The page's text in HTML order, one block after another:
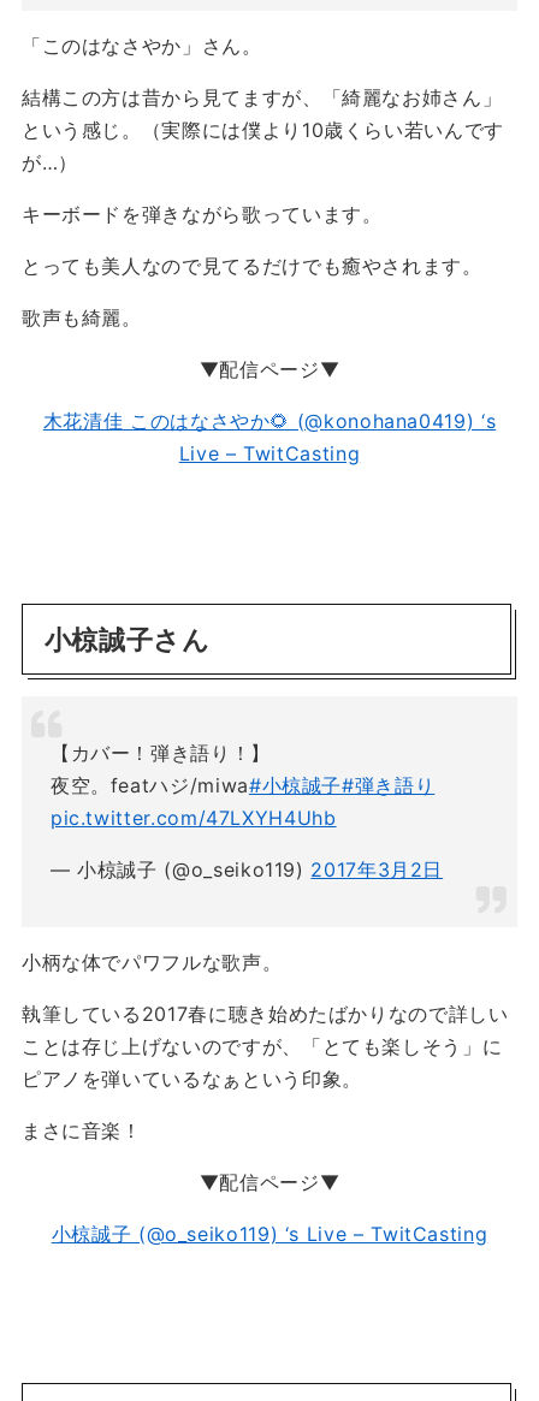
「このはなさやか」さん。
結構この方は昔から見てますが、「綺麗なお姉さん」
という感じ。（実際には僕より10歳くらい若いんです
が…）
キーボードを弾きながら歌っています。
とっても美人なので見てるだけでも癒やされます。
歌声も綺麗。
▼配信ページ▼
木花清佳 このはなさやか🌻 (@konohana0419) ‘s
Live – TwitCasting
小椋誠子さん
【カバー！弾き語り！】
夜空。featハジ/miwa#小椋誠子#弾き語り
pic.twitter.com/47LXYH4Uhb
— 小椋誠子 (@o_seiko119) 2017年3月2日
小柄な体でパワフルな歌声。
執筆している2017春に聴き始めたばかりなので詳しい
ことは存じ上げないのですが、「とても楽しそう」に
ピアノを弾いているなぁという印象。
まさに音楽！
▼配信ページ▼
小椋誠子 (@o_seiko119) ‘s Live – TwitCasting